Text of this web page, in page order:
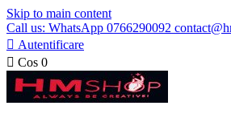
Skip to main content
Call us: WhatsApp 0766290092
 Autentificare
 Cos 0